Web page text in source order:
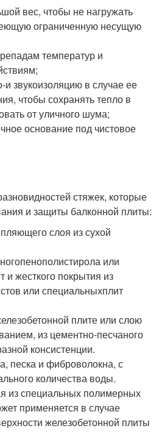
вес, чтобы не нагружать
ограниченную несущую
температур и
звукоизоляцию в случае ее
чтобы сохранять тепло в
от уличного шума;
основание под чистовое
стяжек, которые
и защиты балконной плиты:
слоя из сухой
или
и жесткого покрытия из
или специальныхплит
плите или слою
из цементно-песчаного
консистенции.
песка и фиброволокна, с
количества воды.
специальных полимерных
применяется в случае
железобетонной плиты